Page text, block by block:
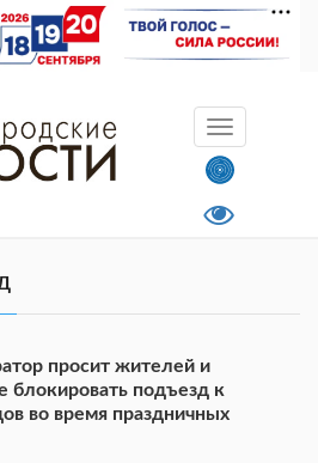
просит жителей и
блокировать подъезд к
во время праздничных